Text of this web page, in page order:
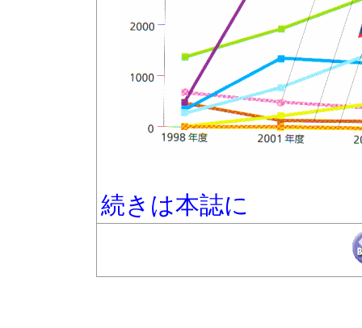
続きは本誌に